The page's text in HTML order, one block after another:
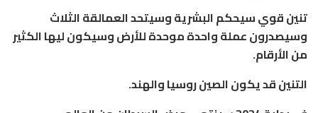
تنين قوي سيحكم البشرية وسيتحد العمالقة الثلاث
وسيصدرون عملة واحدة موحدة للأرض وسيكون ليها الكثير
من الأرقام.
التنين قد يكون الصين روسيا والهند.